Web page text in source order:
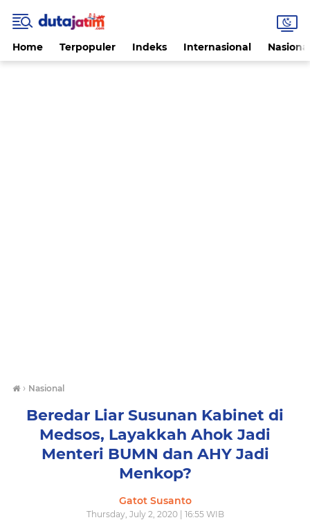
Home Terpopuler Indeks Internasional
› Nasional
Beredar Liar Susunan Kabinet di
Medsos, Layakkah Ahok Jadi
Menteri BUMN dan AHY Jadi
Menkop?
Gatot Susanto
Thursday, July 2, 2020 | 16:55 WIB